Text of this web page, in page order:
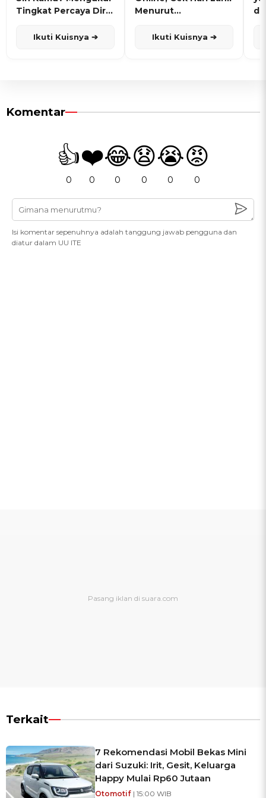
Tingkat Percaya Diri
Ikuti Kuisnya ➔
Menurut
Ikuti Kuisnya ➔
Komentar
👍
0
❤️
0
😂
0
😧
0
😭
0
😡
0
Isi komentar sepenuhnya adalah tanggung jawab pengguna dan
diatur dalam UU ITE
Terkait
7 Rekomendasi Mobil Bekas Mini
dari Suzuki: Irit, Gesit, Keluarga
Happy Mulai Rp60 Jutaan
Otomotif | 15:00 WIB